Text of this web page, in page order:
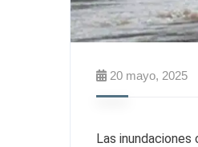
20 mayo, 2025
Las